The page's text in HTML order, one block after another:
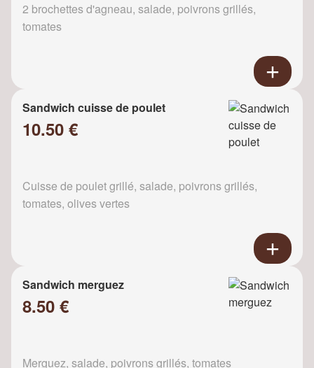
2 brochettes d'agneau, salade, poivrons grillés,
tomates
Sandwich cuisse de poulet
10.50 €
Cuisse de poulet grillé, salade, poivrons grillés,
tomates, olives vertes
Sandwich merguez
8.50 €
Merguez, salade, poivrons grillés, tomates